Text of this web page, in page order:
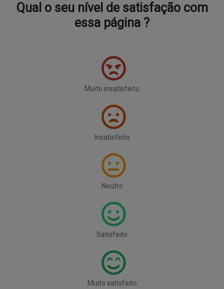
Qual o seu nível de satisfação com
essa página ?
Muito insatisfeito
Insatisfeito
Neutro
Satisfeito
Muito satisfeito